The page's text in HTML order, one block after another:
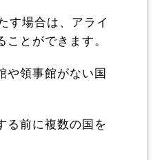
す場合は、アライ
とができます。
や領事館がない国
る前に複数の国を